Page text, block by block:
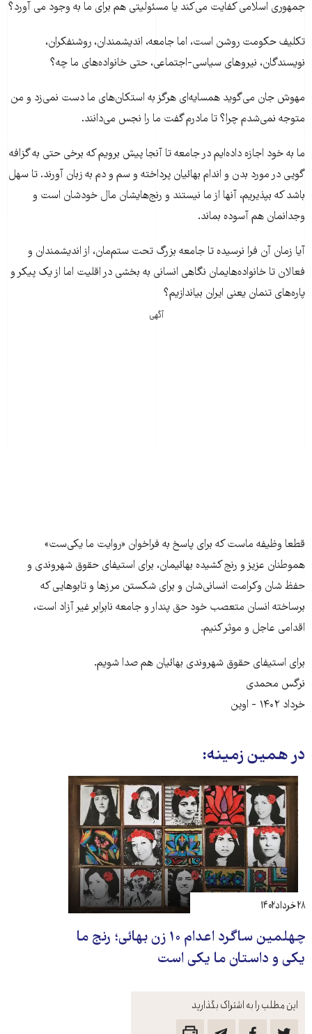
این مطلب را به اشتراک بگذارید
جمهوری اسلامی کفایت می‌کند یا مسئولیتی هم برای ما به وجود می آورد؟
تکلیف حکومت روشن است، اما جامعه، اندیشمندان، روشنفکران،
نویسندگان، نیروهای سیاسی-اجتماعی، حتی خانواده‌های ما چه؟
مهوش جان می‌گوید همسایه‌ای هرگز به استکان‌های ما دست نمی‌زد و من
متوجه نمی‌شدم چرا؟ تا مادرم گفت ما را نجس می‌دانند.
ما به خود اجازه داده‌ایم در جامعه تا آنجا پیش برویم که برخی حتی به گزافه
گویی در مورد بدن و اندام بهائیان پرداخته و سم و دم به زبان آورند. تا سهل
باشد که بپذیریم، آنها از ما نیستند و رنج‌هایشان مال خودشان است و
وجدانمان هم آسوده بماند.
آیا زمان آن فرا نرسیده تا جامعه بزرگ تحت ستم‌مان، از اندیشمندان و
فعالان تا خانواده‌هایمان نگاهی انسانی به بخشی در اقلیت اما از یک پیکر و
پاره‌های تنمان یعنی ایران بیاندازیم؟
آگهی
قطعا وظیفه ماست که برای پاسخ به فراخوان «روایت ما یکی‌ست»
هموطنان عزیز و رنج کشیده بهائیمان، برای استیفای حقوق شهروندی و
حفظ شان و‌کرامت انسانی‌شان و برای شکستن مرزها و تابوهایی که
برساخته انسان متعصب خود حق پندار و جامعه نابرابر غیر آزاد است،
اقدامی عاجل و موثر کنیم.
برای استیفای حقوق شهروندی بهائیان هم صدا شویم.
نرگس محمدی
خرداد ۱۴۰۲ - اوین
در همین زمینه:
چهلمین ساگرد اعدام ۱۰ زن بهائی؛ رنج ما
یکی و داستان ما یکی است
۲۸ خرداد ۱۴۰۲